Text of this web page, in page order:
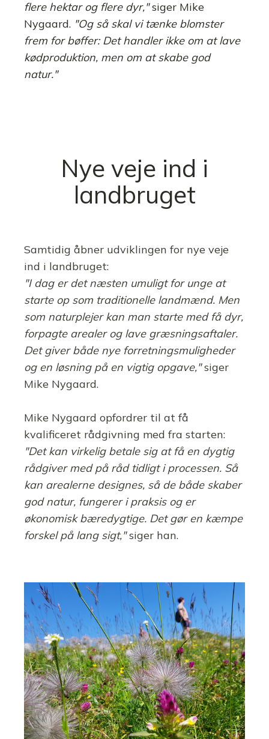
flere hektar og flere dyr,"siger Mike
Nygaard. "Og så skal vi tænke blomster
frem for bøffer: Det handler ikke om at lave
kødproduktion, men om at skabe god
natur."
Nye veje ind i
landbruget
Samtidig åbner udviklingen for nye veje
ind i landbruget:
"I dag er det næsten umuligt for unge at
starte op som traditionelle landmænd. Men
som naturplejer kan man starte med få dyr,
forpagte arealer og lave græsningsaftaler.
Det giver både nye forretningsmuligheder
og en løsning på en vigtig opgave,"siger
Mike Nygaard.
Mike Nygaard opfordrer til at få
kvalificeret rådgivning med fra starten:
"Det kan virkelig betale sig at få en dygtig
rådgiver med på råd tidligt i processen. Så
kan arealerne designes, så de både skaber
god natur, fungerer i praksis og er
økonomisk bæredygtige. Det gør en kæmpe
forskel på lang sigt,"siger han.